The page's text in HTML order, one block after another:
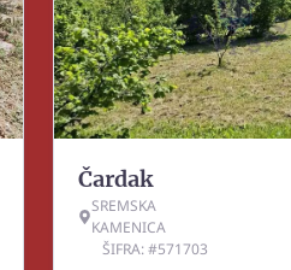
Čardak
SREMSKA
KAMENICA
ŠIFRA: #571703